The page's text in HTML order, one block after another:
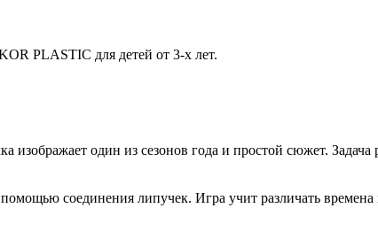
PLASTIC для детей от 3-х лет.
изображает один из сезонов года и простой сюжет.
соединения липучек. Игра учит различать